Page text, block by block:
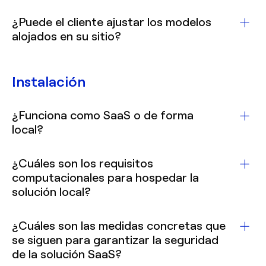
simultáneas, lo que permite un máximo
de 10 solicitudes simultáneas por usuario.
¿Puede el cliente ajustar los modelos
alojados en su sitio?
nuestros modelos en el sitio del cliente.
Instalación
¿Funciona como SaaS o de forma
local?
¿Cuáles son los requisitos
computacionales para hospedar la
solución local?
20.04 o posterior)
Procesador: Intel Xeon Gold 6226R o
¿Cuáles son las medidas concretas que
se siguen para garantizar la seguridad
de la solución SaaS?